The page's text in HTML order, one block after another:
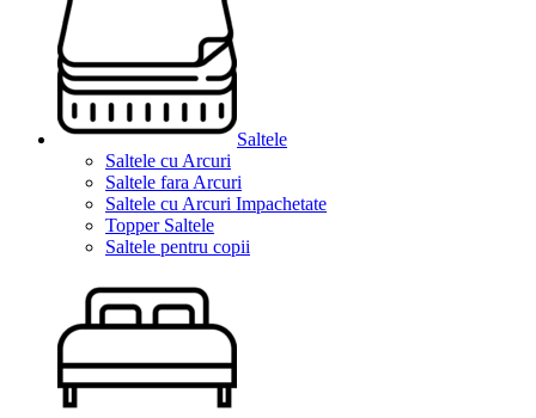
Saltele
Saltele cu Arcuri
Saltele fara Arcuri
Saltele cu Arcuri Impachetate
Topper Saltele
Saltele pentru copii